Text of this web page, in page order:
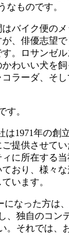
なものです。
バイク便の
、俳優志望で
。ロサンゼ
わいい犬を飼
ラーダ、そ
す。
は1971年の創
提供させてい
に所在する当
おり、様々な
います。
になった方は、
、独自のコン
。それでは、